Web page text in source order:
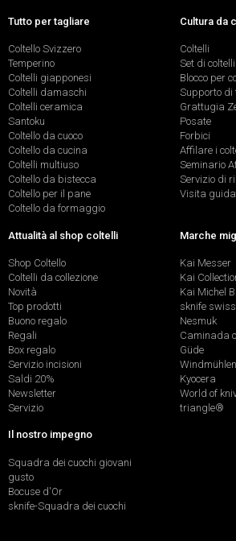
Tutto per tagliare
Coltello Svizzero
Temperino
Coltelli giapponesi
Coltelli damaschi
Coltelli ceramica
Santoku
Coltello da cuoco
Coltello da cucina
Coltelli multiuso
Coltello da bistecca
Coltello per il pane
Coltello da formaggio
Cultura da
Coltelli
Set di coltelli
Blocco per
Supporto di
Grattugia
Posate
Forbici
Affilare i
Seminario
Servizio di
Visita
Attualità al shop coltelli
Shop Coltello
Coltelli da collezione
Novità
Top prodotti
Buono regalo
Regali
Box regalo
Servizio incisioni
Saldi 20%
Newsletter
Servizio
Marche
Kai Messer
Kai
Kai Michel
sknife
Nesmuk
Caminada
Güde
Kyocera
World of
triangle®
Il nostro impegno
Squadra dei cuochi giovani
gusto
Bocuse d'Or
sknife-Squadra dei cuochi